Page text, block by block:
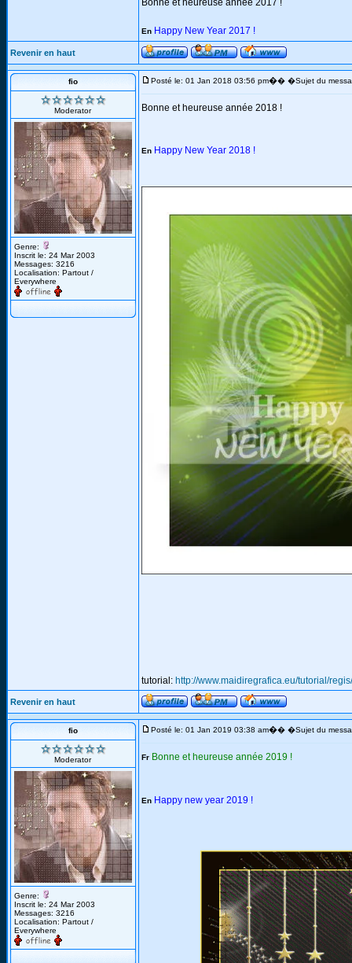
Bonne et heureuse année 2017 !
En Happy New Year 2017 !
Revenir en haut
fio
Moderator
Genre:
Inscrit le: 24 Mar 2003
Messages: 3216
Localisation: Partout /
Everywhere
Posté le: 01 Jan 2018 03:56 pm�� �Sujet du
Bonne et heureuse année 2018 !
En Happy New Year 2018 !
tutorial: http://www.maidiregrafica.eu/tutorial/
Revenir en haut
fio
Moderator
Genre:
Inscrit le: 24 Mar 2003
Messages: 3216
Localisation: Partout /
Everywhere
Posté le: 01 Jan 2019 03:38 am�� �Sujet du
Fr Bonne et heureuse année 2019 !
En Happy new year 2019 !